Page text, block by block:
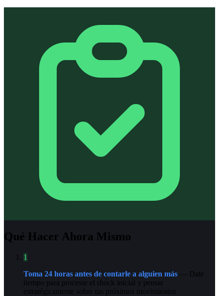
Qué Hacer Ahora Mismo
1
Toma 24 horas antes de contarle a alguien más — Date
tiempo para procesar el shock inicial y pensar
estratégicamente sobre tus próximos movimientos